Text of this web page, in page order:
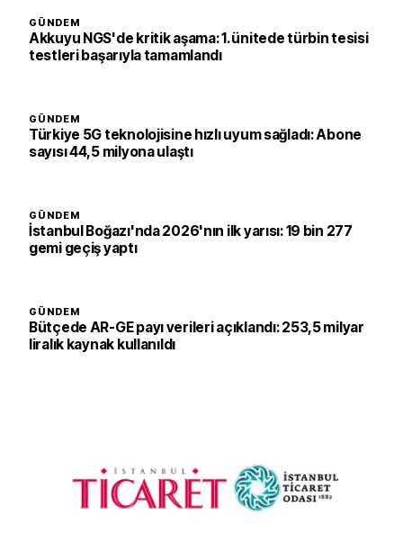
GÜNDEM
Akkuyu NGS'de kritik aşama: 1. ünitede türbin tesisi
testleri başarıyla tamamlandı
GÜNDEM
Türkiye 5G teknolojisine hızlı uyum sağladı: Abone
sayısı 44,5 milyona ulaştı
GÜNDEM
İstanbul Boğazı'nda 2026'nın ilk yarısı: 19 bin 277
gemi geçiş yaptı
GÜNDEM
Bütçede AR-GE payı verileri açıklandı: 253,5 milyar
liralık kaynak kullanıldı